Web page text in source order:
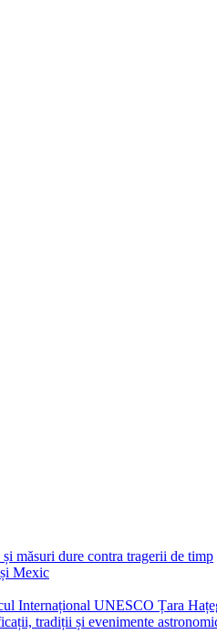
măsuri dure contra tragerii de timp
Mexic
Internațional UNESCO Țara
tradiții și evenimente